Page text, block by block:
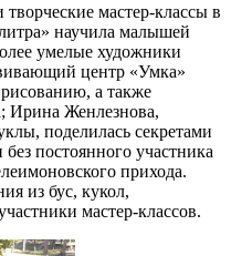
мастер-классы в
научила малышей
умелые художники
центр «Умка»
а также
Ирина Женлезнова,
поделилась секретами
постоянного участника
прихода.
из бус, кукол,
мастер-классов.